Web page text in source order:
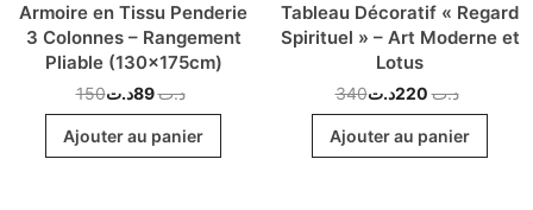
Armoire en Tissu Penderie
3 Colonnes – Rangement
Pliable (130x175cm)
150 د.ت89د.ت
Ajouter au panier
Tableau Décoratif « Regard
Spirituel » – Art Moderne et
Lotus
340 د.ت 220د.ت
Ajouter au panier